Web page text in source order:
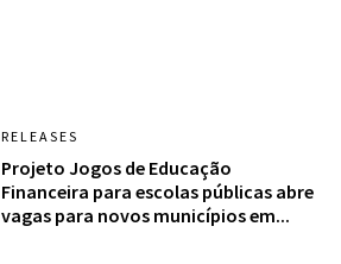
RELEASES
Projeto Jogos de Educação
Financeira para escolas públicas abre
vagas para novos municípios em...